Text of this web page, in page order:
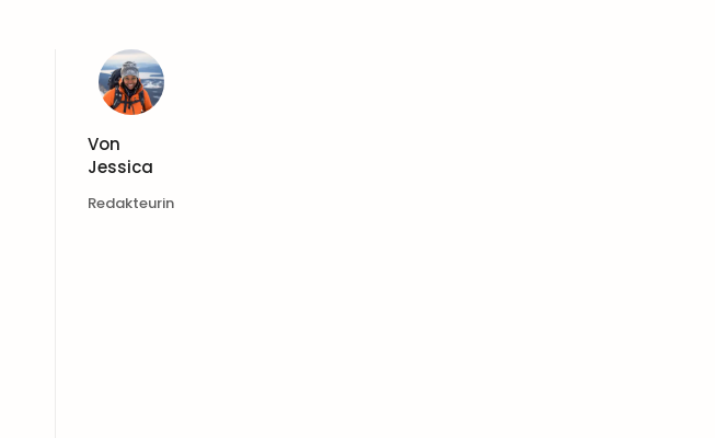
Von
Jessica
Redakteurin